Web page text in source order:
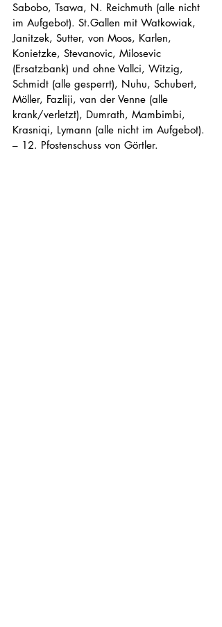
Sabobo, Tsawa, N. Reichmuth (alle nicht
im Aufgebot). St.Gallen mit Watkowiak,
Janitzek, Sutter, von Moos, Karlen,
Konietzke, Stevanovic, Milosevic
(Ersatzbank) und ohne Vallci, Witzig,
Schmidt (alle gesperrt), Nuhu, Schubert,
Möller, Fazliji, van der Venne (alle
krank/verletzt), Dumrath, Mambimbi,
Krasniqi, Lymann (alle nicht im Aufgebot).
– 12. Pfostenschuss von Görtler.